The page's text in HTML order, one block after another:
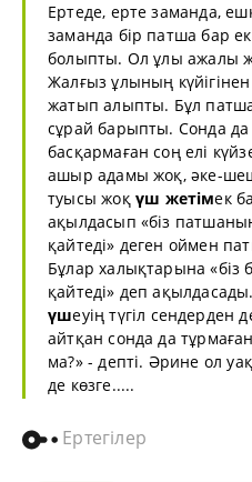
Ертеде, ерте заманда,
заманда бір патша бар
болыпты. Ол ұлы ажалы
Жалғыз ұлының
жатып алыпты. Бұл
сұрай барыпты. Сонда
басқармаған соң елі
ашыр адамы жоқ, әке-
туысы жоқ үш жетімек
ақылдасып «біз
қайтеді» деген оймен
Бұлар халықтарына «біз
қайтеді» деп
үшеуің түгіл сендерден
айтқан сонда да
ма?» - депті. Әрине ол
де көзге.....
Ертегілер